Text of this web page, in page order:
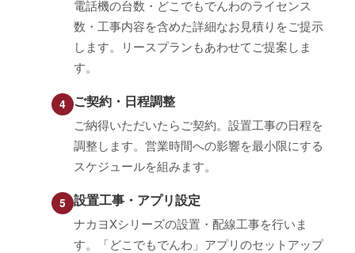
電話機の台数・どこでもでんわのライセンス
数・工事内容を含めた詳細なお見積りをご提示
します。リースプランもあわせてご提案しま
す。
ご契約・日程調整
ご納得いただいたらご契約。設置工事の日程を
調整します。営業時間への影響を最小限にする
スケジュールを組みます。
設置工事・アプリ設定
ナカヨXシリーズの設置・配線工事を行いま
す。「どこでもでんわ」アプリのセットアップ